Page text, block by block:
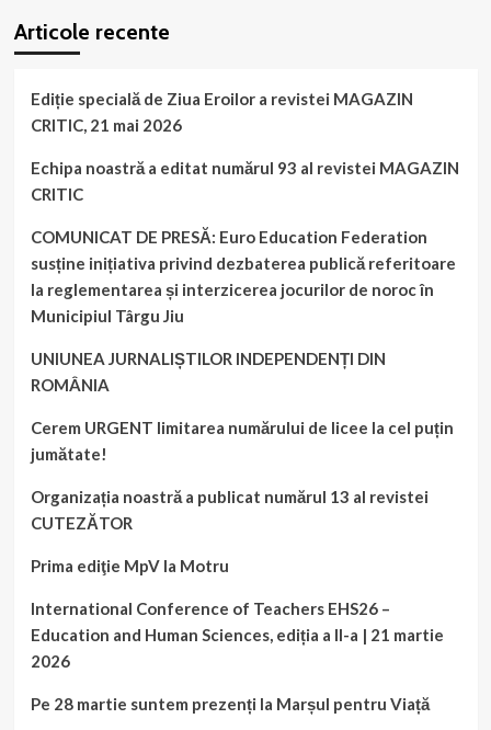
Articole recente
Ediție specială de Ziua Eroilor a revistei MAGAZIN
CRITIC, 21 mai 2026
Echipa noastră a editat numărul 93 al revistei MAGAZIN
CRITIC
COMUNICAT DE PRESĂ: Euro Education Federation
susține inițiativa privind dezbaterea publică referitoare
la reglementarea și interzicerea jocurilor de noroc în
Municipiul Târgu Jiu
UNIUNEA JURNALIȘTILOR INDEPENDENȚI DIN
ROMÂNIA
Cerem URGENT limitarea numărului de licee la cel puțin
jumătate!
Organizația noastră a publicat numărul 13 al revistei
CUTEZĂTOR
Prima ediţie MpV la Motru
International Conference of Teachers EHS26 –
Education and Human Sciences, ediția a II-a | 21 martie
2026
Pe 28 martie suntem prezenți la Marșul pentru Viață